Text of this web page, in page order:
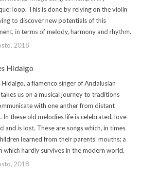
loop. This is done by relying on the violin
to discover new potentials of this
in terms of melody, harmony and rhythm.
2018
Hidalgo
Hidalgo, a flamenco singer of Andalusian
us on a musical journey to traditions
with one anther from distant
In these old melodies life is celebrated, love
and is lost. These are songs which, in times
learned from their parents’ mouths; a
which hardly survives in the modern world.
2018